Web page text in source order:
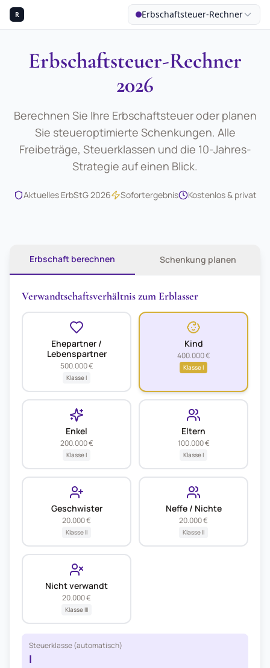
R Erbschaftsteuer-Rechner
Erbschaftsteuer-Rechner
2026
Berechnen Sie Ihre Erbschaftsteuer oder planen
Sie steueroptimierte Schenkungen. Alle
Freibeträge, Steuerklassen und die 10-Jahres-
Strategie auf einen Blick.
Aktuelles ErbStG 2026 Sofortergebnis Kostenlos & privat
Erbschaft berechnen Schenkung planen
Verwandtschaftsverhältnis zum Erblasser
Ehepartner /
Lebenspartner
500.000 €
KlasseI
Kind
400.000 €
KlasseI
Enkel
200.000 €
KlasseI
Eltern
100.000 €
KlasseI
Geschwister
20.000 €
KlasseII
Neffe / Nichte
20.000 €
KlasseII
Nicht verwandt
20.000 €
KlasseIII
Steuerklasse (automatisch)
I